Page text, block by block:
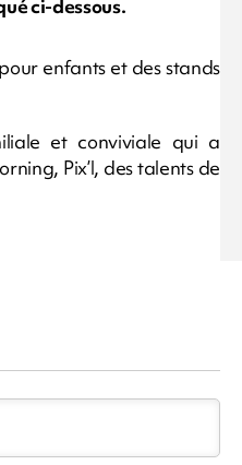
ci-dessous.
enfants et des stands
et conviviale qui a
Pix’l, des talents de